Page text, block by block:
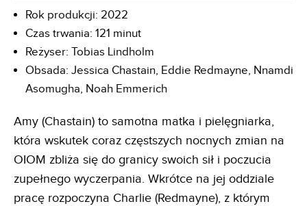
Rok produkcji: 2022
Czas trwania: 121 minut
Reżyser: Tobias Lindholm
Obsada: Jessica Chastain, Eddie Redmayne, Nnamdi
Asomugha, Noah Emmerich
Amy (Chastain) to samotna matka i pielęgniarka,
która wskutek coraz częstszych nocnych zmian na
OIOM zbliża się do granicy swoich sił i poczucia
zupełnego wyczerpania. Wkrótce na jej oddziale
pracę rozpoczyna Charlie (Redmayne), z którym